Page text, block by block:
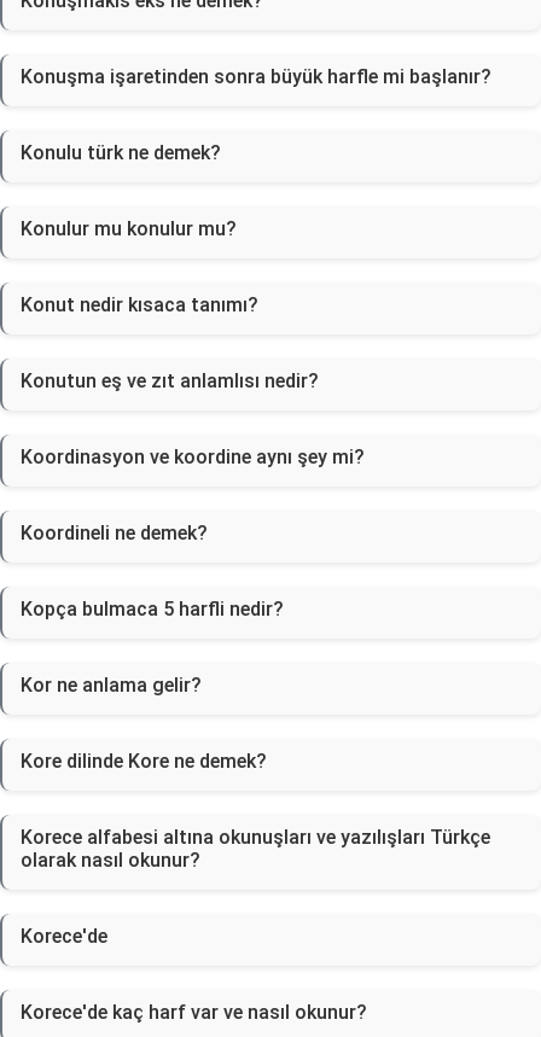
Konuşma işaretinden sonra büyük harfle mi başlanır?
Konulu türk ne demek?
Konulur mu konulur mu?
Konut nedir kısaca tanımı?
Konutun eş ve zıt anlamlısı nedir?
Koordinasyon ve koordine aynı şey mi?
Koordineli ne demek?
Kopça bulmaca 5 harfli nedir?
Kor ne anlama gelir?
Kore dilinde Kore ne demek?
Korece alfabesi altına okunuşları ve yazılışları Türkçe
olarak nasıl okunur?
Korece'de
Korece'de kaç harf var ve nasıl okunur?